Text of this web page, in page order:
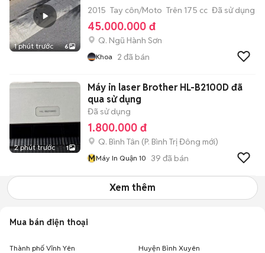
1 phút trước 6
2015 Tay côn/Moto Trên 175 cc Đã sử dụng
45.000.000 đ
Q. Ngũ Hành Sơn
Khoa 2 đã bán
2 phút trước 1
Máy in laser Brother HL-B2100D đã
qua sử dụng
Đã sử dụng
1.800.000 đ
Q. Bình Tân (P. Bình Trị Đông mới)
MMáy In Quận 10 39 đã bán
Xem thêm
Mua bán điện thoại
Thành phố Vĩnh Yên Huyện Bình Xuyên